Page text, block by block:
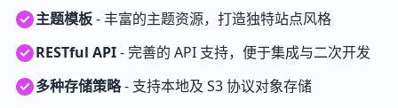
主题模板- 丰富的主题资源，打造独特站点风格
RESTful API- 完善的 API 支持，便于集成与二次开发
多种存储策略- 支持本地及 S3 协议对象存储